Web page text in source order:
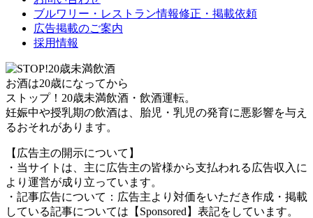
ブルワリー・レストラン情報修正・掲載依頼
広告掲載のご案内
採用情報
お酒は20歳になってから
ストップ！20歳未満飲酒・飲酒運転。
妊娠中や授乳期の飲酒は、胎児・乳児の発育に悪影響を与え
るおそれがあります。
【広告主の開示について】
・当サイトは、主に広告主の皆様から支払われる広告収入に
より運営が成り立っています。
・記事広告について：広告主より対価をいただき作成・掲載
している記事については【Sponsored】表記をしています。